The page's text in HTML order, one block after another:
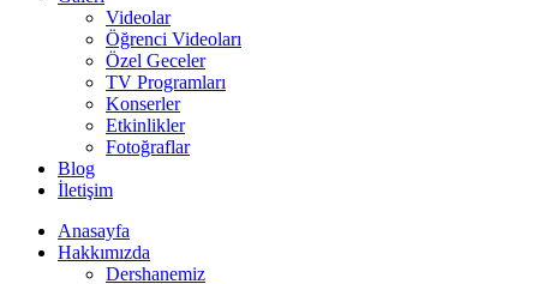
Videolar
Öğrenci Videoları
Özel Geceler
TV Programları
Konserler
Etkinlikler
Fotoğraflar
Blog
İletişim
Anasayfa
Hakkımızda
Dershanemiz